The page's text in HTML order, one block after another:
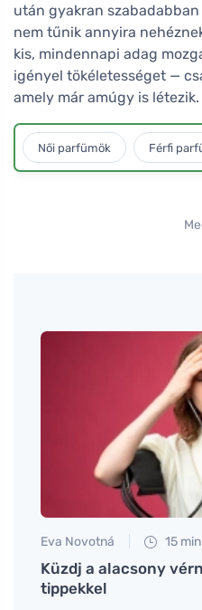
után gyakran
nem tűnik annyira
kis, mindennapi adag
igényel tökéletességet —
amely már amúgy is létezik.
Női parfümök Férfi
Eva Novotná 15 min
Küzdj a alacsony
tippekkel